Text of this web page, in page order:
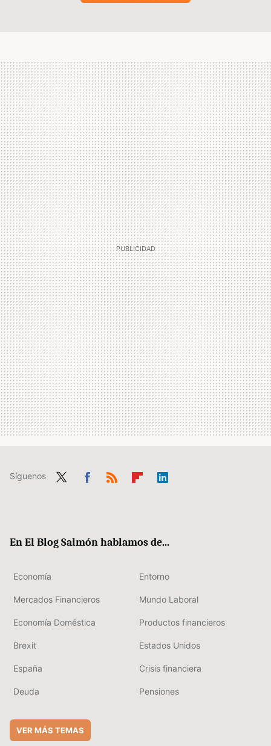
Síguenos
En El Blog Salmón hablamos de...
Economía Entorno
Mercados Financieros Mundo Laboral
Economía Doméstica Productos financieros
Brexit Estados Unidos
España Crisis financiera
Deuda Pensiones
VER MÁS TEMAS